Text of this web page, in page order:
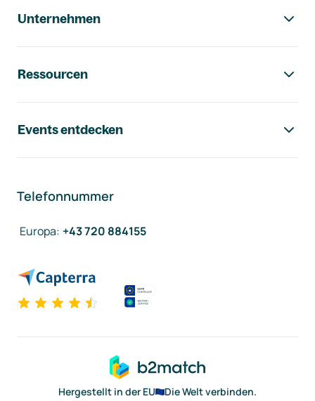
Unternehmen
Ressourcen
Events entdecken
Telefonnummer
Europa: +43 720 884155
Hergestellt in der EU
Die Welt verbinden.